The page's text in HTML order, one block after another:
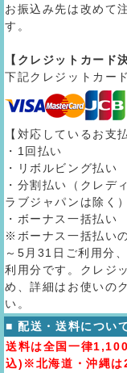
お振込み先は改めて
す。
【クレジットカード
下記クレジットカー
【対応しているお支
・1回払い
・リボルビング払い
・分割払い（クレデ
ラブジャパンは除く）
・ボーナス一括払い
※ボーナス一括払い
～5月31日ご利用分
利用分です。クレジ
め、詳細はお使いの
い。
■ 配送・送料につい
送料は全国一律
込)※北海道・沖縄は